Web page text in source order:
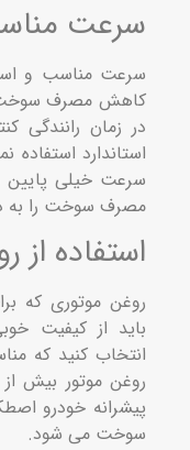
مناسب و
مناسب و استاندارد
مصرف سوخت سراتو
رانندگی کنترل
استفاده
خیلی پایین در برخی
سوخت را به دنبال
از روغن
موتوری که برای
از کیفیت خوبی
کنید که مناسب
موتور بیش از اندازه
خودرو اصطکاک
می شود.